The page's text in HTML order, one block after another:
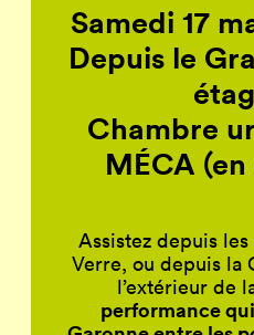
Samedi 17
Depuis le
Chambre
MÉCA
Assistez depuis
Verre, ou depuis la
l’extérieur de
performance